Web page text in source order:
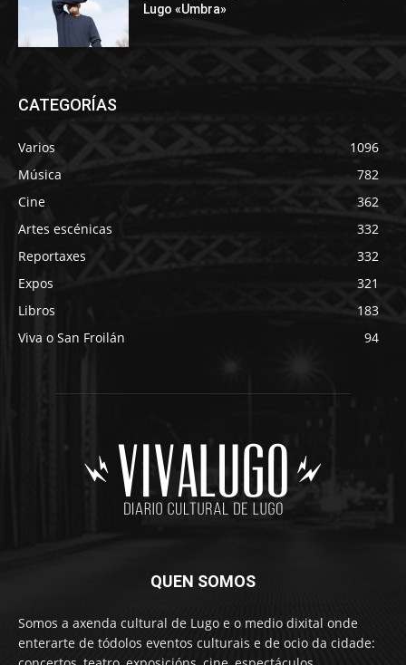
Lugo «Umbra»
CATEGORÍAS
Varios
1096
Música
782
Cine
362
Artes escénicas
332
Reportaxes
332
Expos
321
Libros
183
Viva o San Froilán
94
QUEN SOMOS
Somos a axenda cultural de Lugo e o medio dixital onde
enterarte de tódolos eventos culturais e de ocio da cidade: